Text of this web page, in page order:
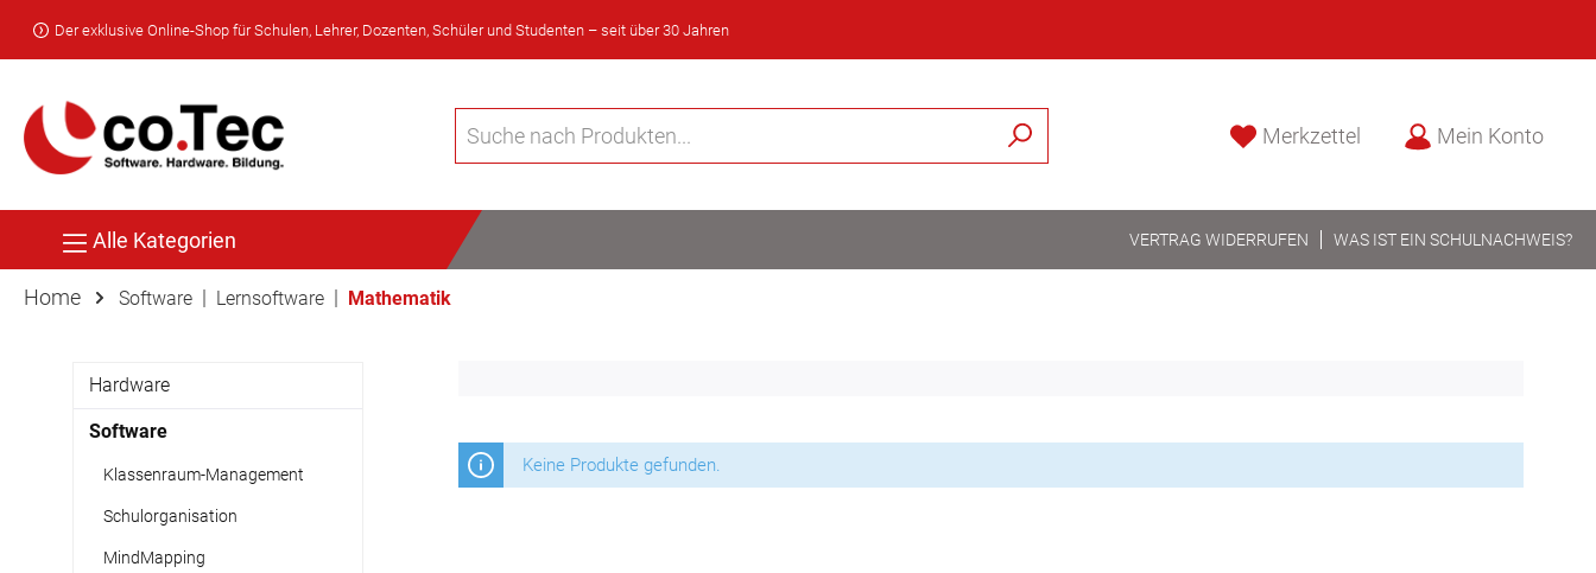
Der exklusive Online-Shop für Schulen, Lehrer, Dozenten, Schüler und Studenten – seit über 30 Jahren
Merkzettel Mein Konto
Alle Kategorien VERTRAG WIDERRUFEN WAS IST EIN SCHULNACHWEIS?
Home Software | Lernsoftware | Mathematik
Hardware
Software
Klassenraum-Management
Schulorganisation
MindMapping
Keine Produkte gefunden.